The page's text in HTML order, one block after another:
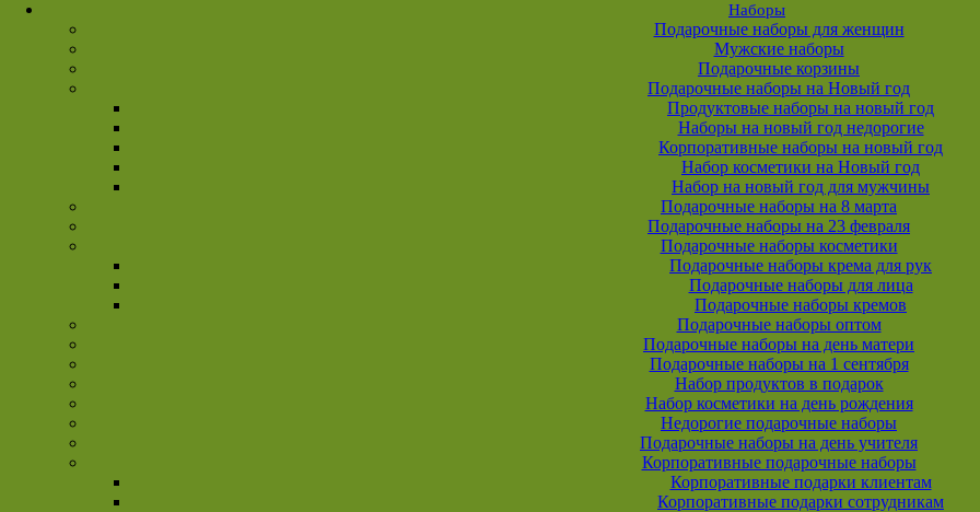
Наборы
Подарочные наборы для женщин
Мужские наборы
Подарочные корзины
Подарочные наборы на Новый год
Продуктовые наборы на новый год
Наборы на новый год недорогие
Корпоративные наборы на новый год
Набор косметики на Новый год
Набор на новый год для мужчины
Подарочные наборы на 8 марта
Подарочные наборы на 23 февраля
Подарочные наборы косметики
Подарочные наборы крема для рук
Подарочные наборы для лица
Подарочные наборы кремов
Подарочные наборы оптом
Подарочные наборы на день матери
Подарочные наборы на 1 сентября
Набор продуктов в подарок
Набор косметики на день рождения
Недорогие подарочные наборы
Подарочные наборы на день учителя
Корпоративные подарочные наборы
Корпоративные подарки клиентам
Корпоративные подарки сотрудникам